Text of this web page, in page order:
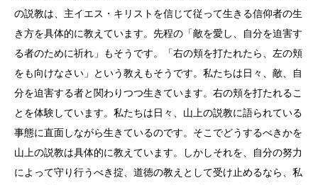
の説教は、主イエス・キリストを信じて従って生きる信仰者の生
き方を具体的に教えています。先程の「敵を愛し、自分を迫害す
る者のために祈れ」もそうです。「右の頬を打たれたら、左の頬
をも向けなさい」という教えもそうです。私たちは日々、敵、自
分を迫害する者と関わりつつ生きています。右の頬を打たれるこ
とを体験しています。私たちは日々、山上の説教に語られている
事態に直面しながら生きているのです。そこでどうするべきかを
山上の説教は具体的に教えています。しかしそれを、自分の努力
によって守り行うべき掟、道徳の教えとして受け止めるなら、私